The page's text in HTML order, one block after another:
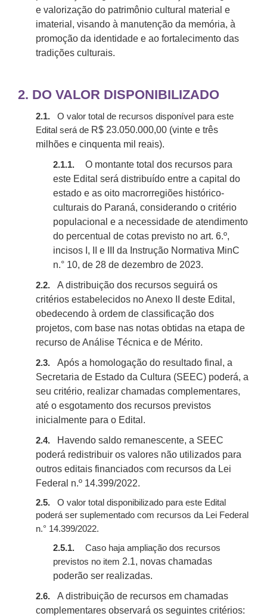
e valorização do patrimônio cultural material e
imaterial, visando à manutenção da memória, à
promoção da identidade e ao fortalecimento das
tradições culturais.
2. DO VALOR DISPONIBILIZADO
2.1.
O valor total de recursos disponível para este
Edital será deR$ 23.050.000,00 (vinte e três
milhões e cinquenta mil reais).
2.1.1.
O montante total dos recursos para
este Edital será distribuído entre a capital do
estado e as oito macrorregiões histórico-
culturais do Paraná, considerando o critério
populacional e a necessidade de atendimento
do percentual de cotas previsto no art. 6.º,
incisos I, II e III da Instrução Normativa MinC
n.° 10, de 28 de dezembro de 2023.
2.2.
A distribuição dos recursos seguirá os
critérios estabelecidos no Anexo II deste Edital,
obedecendo à ordem de classificação dos
projetos, com base nas notas obtidas na etapa de
recurso de Análise Técnica e de Mérito.
2.3.
Após a homologação do resultado final, a
Secretaria de Estado da Cultura (SEEC) poderá, a
seu critério, realizar chamadas complementares,
até o esgotamento dos recursos previstos
inicialmente para o Edital.
2.4.
Havendo saldo remanescente, a SEEC
poderá redistribuir os valores não utilizados para
outros editais financiados com recursos da Lei
Federal n.º 14.399/2022.
2.5.
O valor total disponibilizado para este Edital
poderá ser suplementado com recursos da Lei Federal
n.° 14.399/2022.
2.5.1.
Caso haja ampliação dos recursos
previstos no item 2.1, novas chamadas
poderão ser realizadas.
2.6.
A distribuição de recursos em chamadas
complementares observará os seguintes critérios: